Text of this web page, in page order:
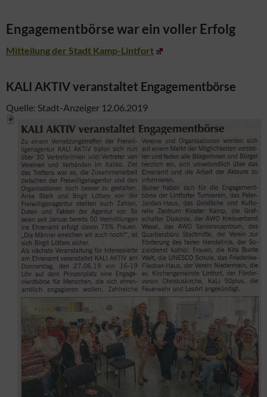
Engagementbörse war ein voller Erfolg
Mitteilung der Stadt Kamp-Lintfort
KALI AKTIV veranstaltet Engagementbörse
Quelle: Stadt-Anzeiger 12.06.2019